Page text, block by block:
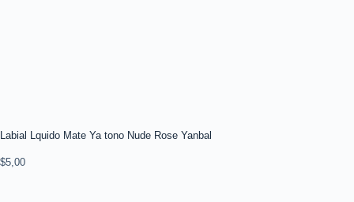
Labial Lquido Mate Ya tono Nude Rose Yanbal
$5,00